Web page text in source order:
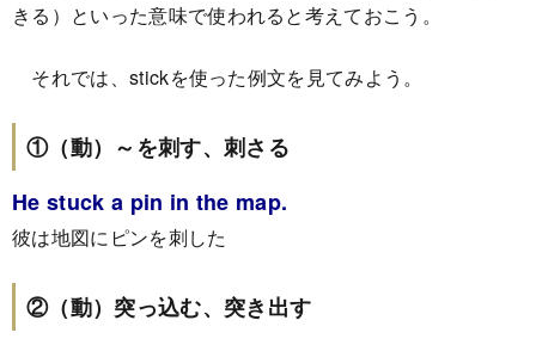
きる）といった意味で使われると考えておこう。
それでは、stickを使った例文を見てみよう。
①（動）～を刺す、刺さる
He stuck a pin in the map.
彼は地図にピンを刺した
②（動）突っ込む、突き出す